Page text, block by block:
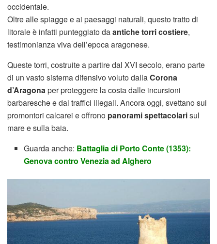
occidentale.
Oltre alle spiagge e ai paesaggi naturali, questo tratto di
litorale è infatti punteggiato daantiche torri costiere,
testimonianza viva dell’epoca aragonese.
Queste torri, costruite a partire dal XVI secolo, erano parte
di un vasto sistema difensivo voluto dallaCorona
d’Aragonaper proteggere la costa dalle incursioni
barbaresche e dai traffici illegali. Ancora oggi, svettano sui
promontori calcarei e offrono panorami spettacolarisul
mare e sulla baia.
Guarda anche: Battaglia di Porto Conte (1353):
Genova contro Venezia ad Alghero